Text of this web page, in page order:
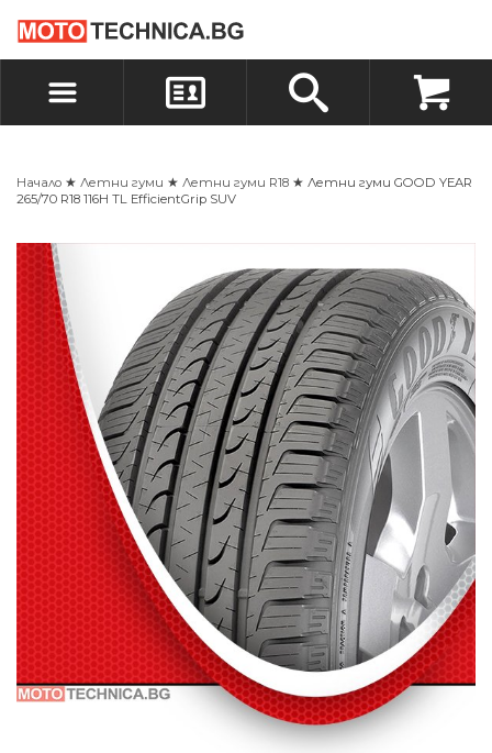
ВХОД
БЪРЗА ПОРЪЧКА ПОРЪЧКА
Начало ★ Летни гуми ★ Летни гуми R18 ★ Летни гуми GOOD YEAR
265/70 R18 116H TL EfficientGrip SUV